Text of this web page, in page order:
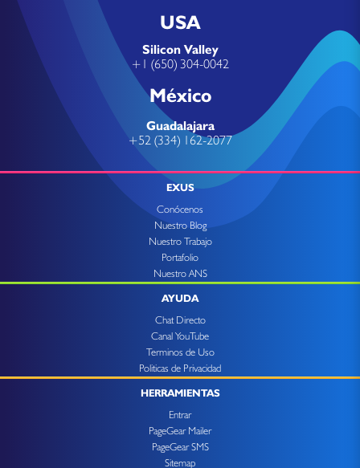
USA
Silicon Valley
+1 (650) 304-0042
México
Guadalajara
+52 (334) 162-2077
EXUS
Conócenos
Nuestro Blog
Nuestro Trabajo
Portafolio
Nuestro ANS
AYUDA
Chat Directo
Canal YouTube
Terminos de Uso
Politicas de Privacidad
HERRAMIENTAS
Entrar
PageGear Mailer
PageGear SMS
Sitemap